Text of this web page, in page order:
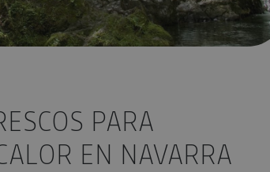
PARA
EN NAVARRA